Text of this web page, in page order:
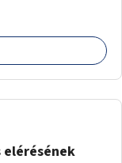
elérésének